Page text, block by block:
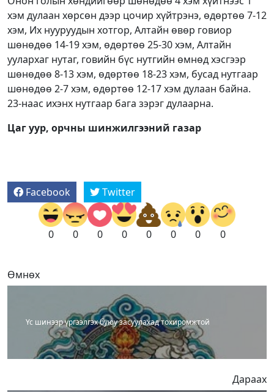
хэм дулаан хөрсөн дээр цочир хүйтрэнэ, өдөртөө 7-12
хэм, Их нууруудын хотгор, Алтайн өвөр говиор
шөнөдөө 14-19 хэм, өдөртөө 25-30 хэм, Алтайн
уулархаг нутаг, говийн бүс нутгийн өмнөд хэсгээр
шөнөдөө 8-13 хэм, өдөртөө 18-23 хэм, бусад нутгаар
шөнөдөө 2-7 хэм, өдөртөө 12-17 хэм дулаан байна.
23-наас ихэнх нутгаар бага зэрэг дулаарна.
Цаг уур, орчны шинжилгээний газар
Facebook Twitter
0 0 0 0 0 0 0 0
Өмнөх
Үс шинээр үргээлгэх буюу засуулахад тохиромжтой
Дараах